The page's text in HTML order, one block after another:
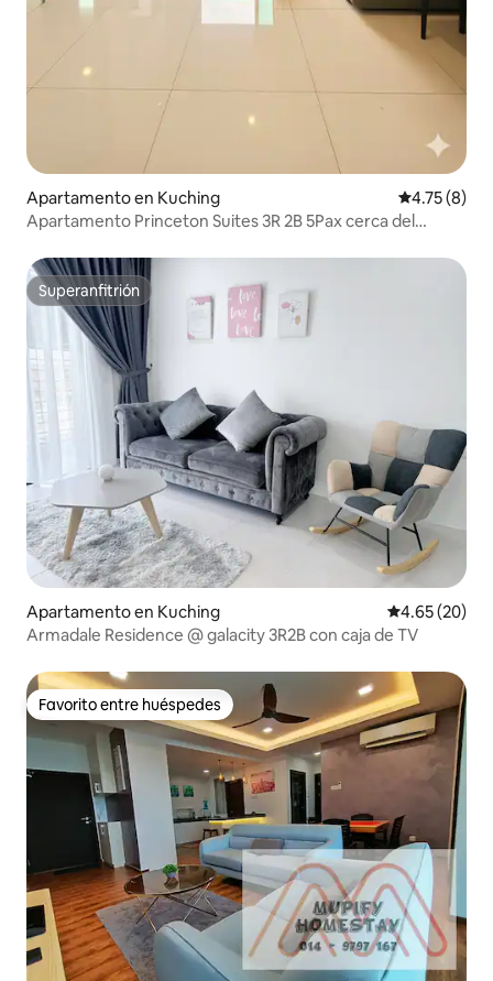
Apartamento en Kuching Calificación
4.75 (8)
Apartamento Princeton Suites 3R 2B 5Pax cerca del
Superanfitrión
Superanfitrión
Apartamento en Kuching Calificación
4.65 (20)
Armadale Residence @ galacity 3R2B con caja de TV
Favorito entre huéspedes
Favorito entre huéspedes